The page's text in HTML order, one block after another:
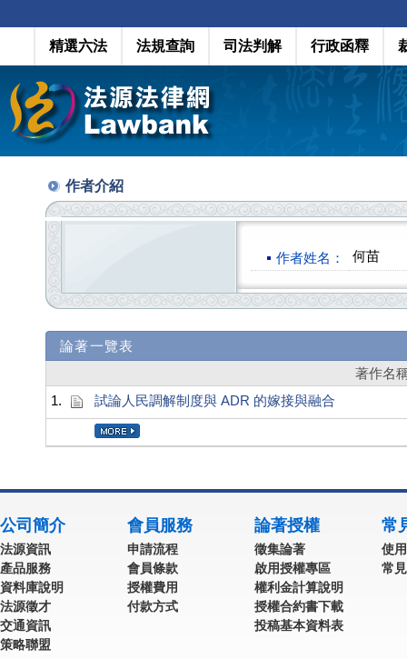
精選六法 法規查詢 司法判解 行政函釋
作者介紹
作者姓名： 何苗
論著一覽表
著作名
1.
試論人民調解制度與 ADR 的嫁接與融合
公司簡介
法源資訊
產品服務
資料庫說明
法源徵才
交通資訊
策略聯盟
會員服務
申請流程
會員條款
授權費用
付款方式
論著授權
徵集論著
啟用授權專區
權利金計算說明
授權合約書下載
投稿基本資料表
常
使
常